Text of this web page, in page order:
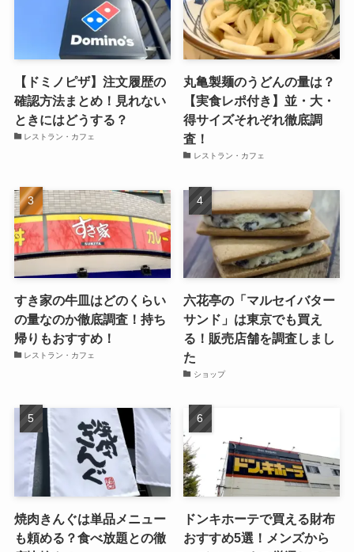
【ドミノピザ】注文履歴の
確認方法まとめ！見れない
ときにはどうする？
レストラン・カフェ
丸亀製麺のうどんの量は？
【実食レポ付き】並・大・
得サイズそれぞれ徹底調
査！
レストラン・カフェ
すき家の牛皿はどのくらい
の量なのか徹底調査！持ち
帰りもおすすめ！
レストラン・カフェ
六花亭の「マルセイバター
サンド」は東京でも買え
る！販売店舗を調査しまし
た
ショップ
焼肉きんぐは単品メニュー
も頼める？食べ放題との徹
ドンキホーテで買える財布
おすすめ5選！メンズから